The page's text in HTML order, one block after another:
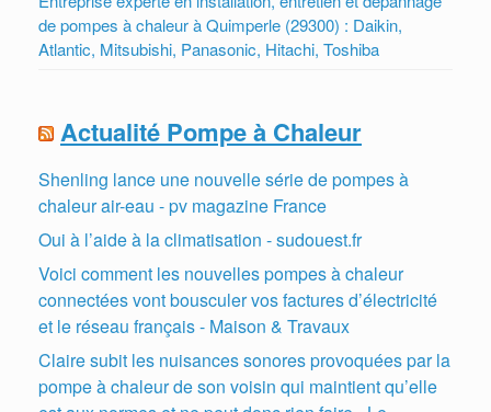
de pompes à chaleur à Quimperle (29300) : Daikin,
Atlantic, Mitsubishi, Panasonic, Hitachi, Toshiba
Actualité Pompe à Chaleur
Shenling lance une nouvelle série de pompes à
chaleur air-eau - pv magazine France
Oui à l’aide à la climatisation - sudouest.fr
Voici comment les nouvelles pompes à chaleur
connectées vont bousculer vos factures d’électricité
et le réseau français - Maison & Travaux
Claire subit les nuisances sonores provoquées par la
pompe à chaleur de son voisin qui maintient qu’elle